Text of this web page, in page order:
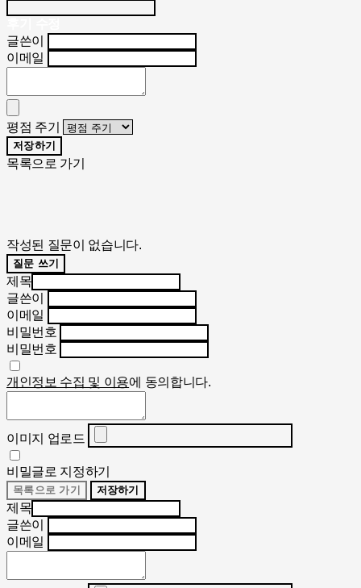
글쓴이
이메일
평점 주기
저장하기
목록으로 가기
작성된 질문이 없습니다.
질문 쓰기
제목
글쓴이
이메일
비밀번호
비밀번호
개인정보 수집 및 이용에 동의합니다.
이미지 업로드
비밀글로 지정하기
목록으로 가기 저장하기
제목
글쓴이
이메일